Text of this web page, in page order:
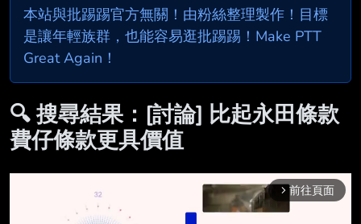
本站與批踢踢官方無關！由粉絲整理製作！目標
是讓年輕族群，也能容易逛批踢踢！Make PTT
Great Again！
🔍 搜尋結果：[討論] 比起永田條款
費仔條款更具價值
arrow_forward_ios 前往頁面